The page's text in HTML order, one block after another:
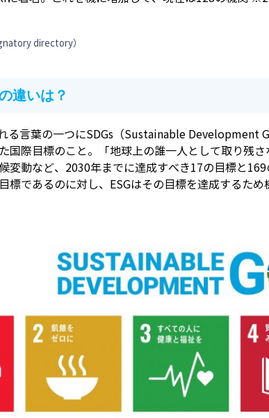
directory）
違いは？
る言葉の一つにSDGs（Sustainable Development
国際目標のこと。「地球上の誰一人として取り残
変動など、2030年までに達成すべき17の目標と
標であるのに対し、ESGはその目標を達成するた